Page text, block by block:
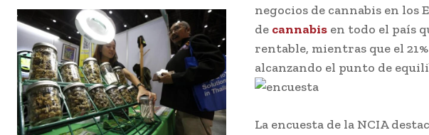
negocios de cannabis en los
de cannabis en todo el país
rentable, mientras que el
alcanzando el punto de
La encuesta de la NCIA